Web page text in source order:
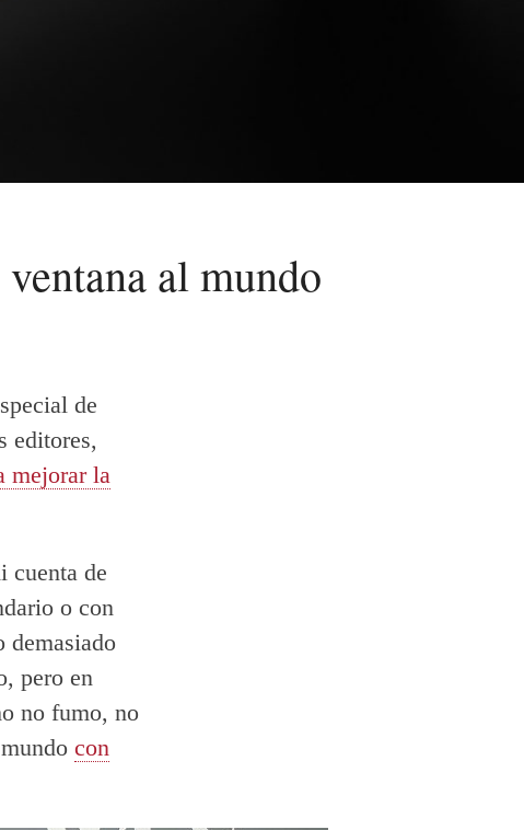
al mundo
de
editores,
mejorar la
cuenta de
o con
demasiado
pero en
no fumo, no
con